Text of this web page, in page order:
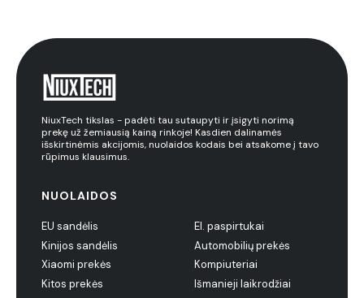
NiuxTech tikslas - padėti tau sutaupyti ir įsigyti norimą
prekę už žemiausią kainą rinkoje! Kasdien dalinamės
išskirtinėmis akcijomis, nuolaidos kodais bei atsakome į tavo
rūpimus klausimus.
NUOLAIDOS
EU sandėlis
Kinijos sandėlis
Xiaomi prekės
Kitos prekės
El. paspirtukai
Automobilių prekės
Kompiuteriai
Išmanieji laikrodžiai